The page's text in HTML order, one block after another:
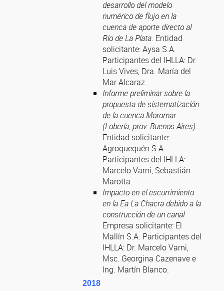
desarrollo del modelo
numérico de flujo en la
cuenca de aporte directo al
Río de La Plata. Entidad
solicitante: Aysa S.A.
Participantes del IHLLA: Dr.
Luis Vives, Dra. María del
Mar Alcaraz.
Informe preliminar sobre la
propuesta de sistematización
de la cuenca Moromar
(Lobería, prov. Buenos Aires).
Entidad solicitante:
Agroquequén S.A.
Participantes del IHLLA:
Marcelo Varni, Sebastián
Marotta.
Impacto en el escurrimiento
en la Ea La Chacra debido a la
construcción de un canal.
Empresa solicitante: El
Mallín S.A. Participantes del
IHLLA: Dr. Marcelo Varni,
Msc. Georgina Cazenave e
Ing. Martín Blanco.
2018